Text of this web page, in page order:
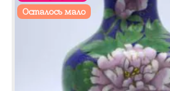
Осталось мало